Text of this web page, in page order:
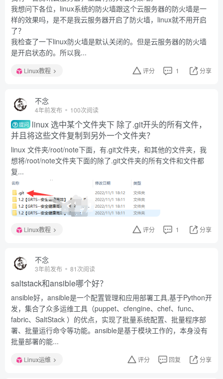
我想问下各位，linux系统的防火墙跟这个云服务器的防火墙是一
样的效果吗，是不是我云服务器开启了防火墙，linux就不用开启
了？
我检查了一下linux防火墙是默认关闭的。但是云服务器的防火墙
是开启状态的。所以我...
Linux教程 评分 1 分享
不念
4年前发布 100次阅读
提问 linux 选中某个文件夹下 除了.git开头的所有文件，
并且将这些文件复制到另外一个文件夹？
linux 文件夹/root/note下面，有.git文件夹，和其他的文件夹，我
想将/root/note文件夹下面的除了.git文件夹的所有文件和文件都
复...
Linux教程 评分 1 分享
不念
3年前发布 81次阅读
saltstack和ansible哪个好？
ansible好，ansible是一个配置管理和应用部署工具,基于Python开
发，集合了众多运维工具（puppet、cfengine、chef、func、
fabric、SaltStack ）的优点，实现了批量系统配置、批量程序部
署、批量运行命令等功能。ansible是基于模块工作的，本身没有
批量部署的能...
Linux运维 评分 回复 分享